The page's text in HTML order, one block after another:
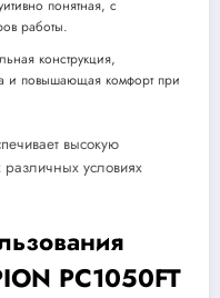
понятная, с
работы.
конструкция,
и повышающая комфорт при
высокую
различных условиях
PC1050FT